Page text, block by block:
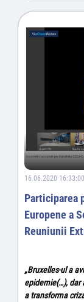
16.06.2020 16:33:00
Participarea
Europene a
Reuniunii
„Bruxelles-ul a
epidemie(…), dar
a transforma